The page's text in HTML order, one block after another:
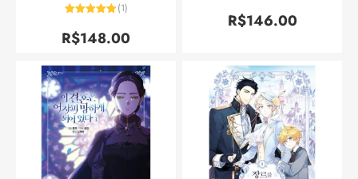
de 5
(1)
R$148.00
de 5
R$146.00